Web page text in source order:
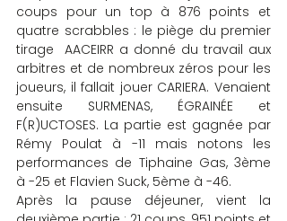
coups pour un top à 876 points et
quatre scrabbles : le piège du premier
tirage  AACEIRR a donné du travail aux
arbitres et de nombreux zéros pour les
joueurs, il fallait jouer CARIERA. Venaient
ensuite SURMENAS, ÉGRAINÉE et
F(R)UCTOSES. La partie est gagnée par
Rémy Poulat à -11 mais notons les
performances de Tiphaine Gas, 3ème
à -25 et Flavien Suck, 5ème à -46.
Après la pause déjeuner, vient la